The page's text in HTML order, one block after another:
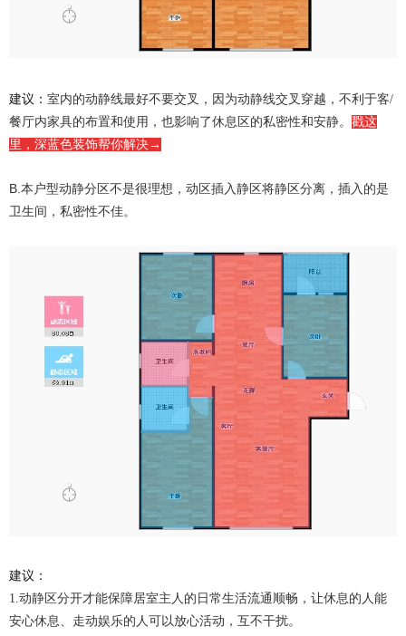
建议： 室内的动静线最好不要交叉，因为动静线交叉穿越，不利于客/
餐厅内家具的布置和使用，也影响了休息区的私密性和安静。 戳这
里，深蓝色装饰帮你解决→
B. 本户型动静分区不是很理想，动区插入静区将静区分离，插入的是
卫生间，私密性不佳。
建议：
1.动静区分开才能保障居室主人的日常生活流通顺畅，让休息的人能
安心休息、走动娱乐的人可以放心活动，互不干扰。